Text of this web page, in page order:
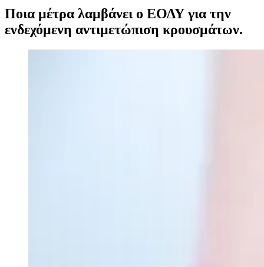
Ποια μέτρα λαμβάνει ο ΕΟΔΥ για την
ενδεχόμενη αντιμετώπιση κρουσμάτων.